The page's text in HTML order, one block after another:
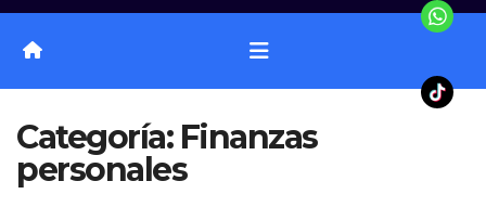
Categoría: Finanzas
personales